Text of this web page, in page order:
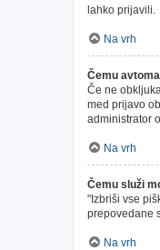
lahko prijavili.
Na vrh
Čemu
Če ne
med prijavo
administrator
Na vrh
Čemu služi
"Izbriši vse
prepovedane
Na vrh